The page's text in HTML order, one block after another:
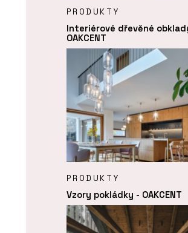
PRODUKTY
Interiérové dřevěné
OAKCENT
PRODUKTY
Vzory pokládky - OAKCENT